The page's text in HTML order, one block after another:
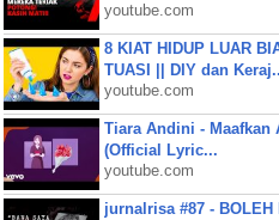
youtube.com
8 KIAT HIDUP LUAR
TUASI || DIY dan
youtube.com
Tiara Andini - Maafkan
(Official Lyric...
youtube.com
jurnalrisa #87 - BOLEH